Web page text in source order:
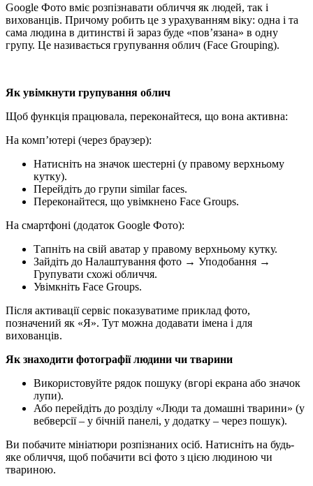
Google Фото вміє розпізнавати обличчя як людей, так і
вихованців. Причому робить це з урахуванням віку: одна і та
сама людина в дитинстві й зараз буде «пов’язана» в одну
групу. Це називається групування облич (Face Grouping).
Як увімкнути групування облич
Щоб функція працювала, переконайтеся, що вона активна:
На комп’ютері (через браузер):
Натисніть на значок шестерні (у правому верхньому
кутку).
Перейдіть до групи similar faces.
Переконайтеся, що увімкнено Face Groups.
На смартфоні (додаток Google Фото):
Тапніть на свій аватар у правому верхньому кутку.
Зайдіть до Налаштування фото → Уподобання →
Групувати схожі обличчя.
Увімкніть Face Groups.
Після активації сервіс показуватиме приклад фото,
позначений як «Я». Тут можна додавати імена і для
вихованців.
Як знаходити фотографії людини чи тварини
Використовуйте рядок пошуку (вгорі екрана або значок
лупи).
Або перейдіть до розділу «Люди та домашні тварини» (у
вебверсії – у бічній панелі, у додатку – через пошук).
Ви побачите мініатюри розпізнаних осіб. Натисніть на будь-
яке обличчя, щоб побачити всі фото з цією людиною чи
твариною.